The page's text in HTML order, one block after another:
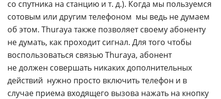
со спутника на станцию и т. д.). Когда мы пользуемся
сотовым или другим телефоном  мы ведь не думаем
об этом. Thuraya также позволяет своему абоненту
не думать, как проходит сигнал. Для того чтобы
воспользоваться связью Thuraya, абонент
не должен совершать никаких дополнительных
действий  нужно просто включить телефон и в
случае приема входящего вызова нажать на кнопку